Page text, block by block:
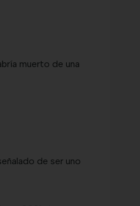
muerto de una
de ser uno